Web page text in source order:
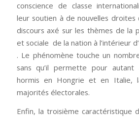
conscience de classe
leur soutien à de nouvelles droites
discours axé sur les thèmes de la
et sociale de la nation à l’intérieur
. Le phénomène touche un
sans qu’il permette pour autant
hormis en Hongrie et en Italie,
majorités électorales.
Enfin, la troisième caractéristique